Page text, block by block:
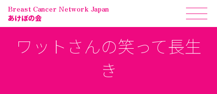
Breast Cancer Network Japan
あけぼの会
ワットさんの笑って長生
き